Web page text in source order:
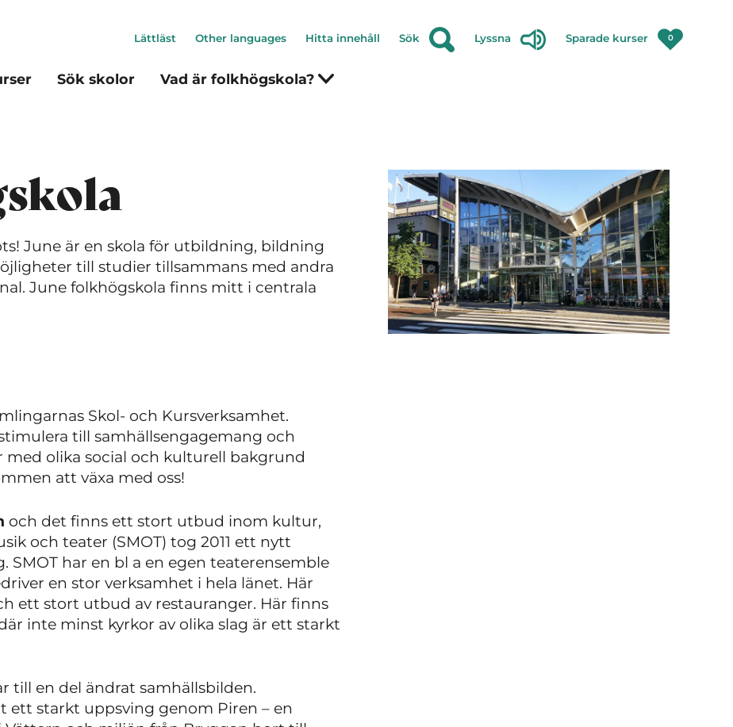
Sök skolor Vad är folkhögskola?
Lättläst Other languages Hitta innehåll Sök Lyssna Sparade kurser 0
June är en skola för utbildning, bildning
till studier tillsammans med andra
June folkhögskola finns mitt i centrala
Skol- och Kursverksamhet.
till samhällsengagemang och
olika social och kulturell bakgrund
att växa med oss!
och det finns ett stort utbud inom kultur,
och teater (SMOT) tog 2011 ett nytt
SMOT har en bl a en egen teaterensemble
en stor verksamhet i hela länet. Här
ett stort utbud av restauranger. Här finns
inte minst kyrkor av olika slag är ett starkt
till en del ändrat samhällsbilden.
starkt uppsving genom Piren – en